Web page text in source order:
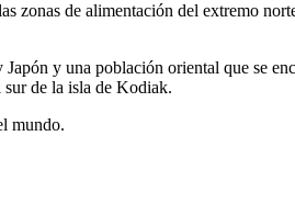
zonas de alimentación del extremo
y una población oriental que se
de la isla de Kodiak.
mundo.